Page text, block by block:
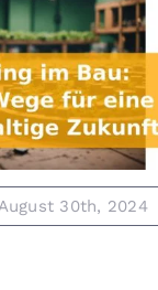
Bau: Neue Wege für
Zukunft
30th, 2024